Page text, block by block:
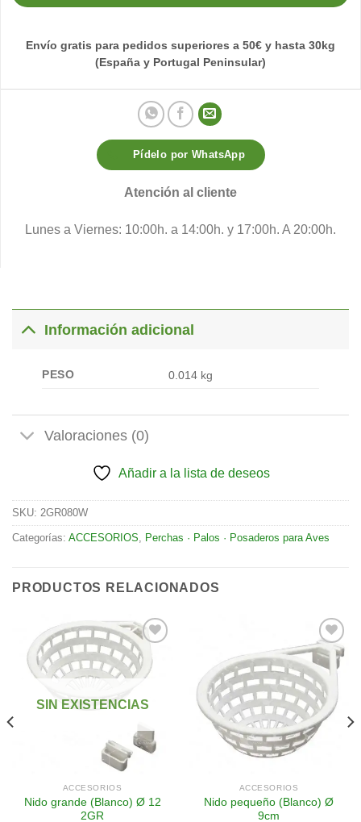
Envío gratis para pedidos superiores a 50€ y hasta 30kg
(España y Portugal Peninsular)
Pídelo por WhatsApp
Atención al cliente
Lunes a Viernes: 10:00h. a 14:00h. y 17:00h. A 20:00h.
Información adicional
PESO 0.014 kg
Valoraciones (0)
Añadir a la lista de deseos
SKU: 2GR080W
Categorías: ACCESORIOS, Perchas · Palos · Posaderos para Aves
PRODUCTOS RELACIONADOS
lista de
SIN EXISTENCIAS
ACCESORIOS
Nido grande (Blanco) Ø 12
2GR
Añadir
a la
lista de
deseos
ACCESORIOS
Nido pequeño (Blanco) Ø
9cm